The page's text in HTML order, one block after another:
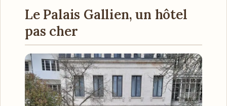
Le Palais Gallien, un hôtel
pas cher